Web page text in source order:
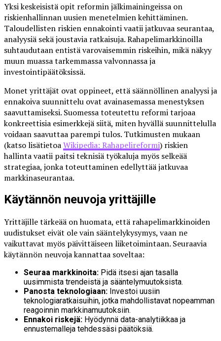
Yksi keskeisistä opit reformin jälkimainingeissa on
riskienhallinnan uusien menetelmien kehittäminen.
Taloudellisten riskien ennakointi vaatii jatkuvaa seurantaa,
analyysiä sekä joustavia ratkaisuja. Rahapelimarkkinoilla
suhtaudutaan entistä varovaisemmin riskeihin, mikä näkyy
muun muassa tarkemmassa valvonnassa ja
investointipäätöksissä.
Monet yrittäjät ovat oppineet, että säännöllinen analyysi ja
ennakoiva suunnittelu ovat avainasemassa menestyksen
saavuttamiseksi. Suomessa toteutettu reformi tarjoaa
konkreettisia esimerkkejä siitä, miten hyvällä suunnittelulla
voidaan saavuttaa parempi tulos. Tutkimusten mukaan
(katso lisätietoaWikipedia: Rahapelireformi) riskien
hallinta vaatii paitsi teknisiä työkaluja myös selkeää
strategiaa, jonka toteuttaminen edellyttää jatkuvaa
markkinaseurantaa.
Käytännön neuvoja yrittäjille
Yrittäjille tärkeää on huomata, että rahapelimarkkinoiden
uudistukset eivät ole vain sääntelykysymys, vaan ne
vaikuttavat myös päivittäiseen liiketoimintaan. Seuraavia
käytännön neuvoja kannattaa soveltaa:
Seuraa markkinoita: Pidä itsesi ajan tasalla
uusimmista trendeistä ja sääntelymuutoksista.
Panosta teknologiaan: Investoi uusiin
teknologiaratkaisuihin, jotka mahdollistavat nopeamman
reagoinnin markkinamuutoksiin.
Ennakoi riskejä: Hyödynnä data-analytiikkaa ja
ennustemalleja tehdessäsi päätöksiä.